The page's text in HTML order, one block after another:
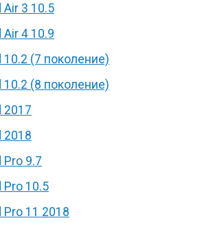
Air 3 10.5
Air 4 10.9
10.2 (7 поколение)
10.2 (8 поколение)
2017
2018
Pro 9.7
Pro 10.5
Pro 11 2018